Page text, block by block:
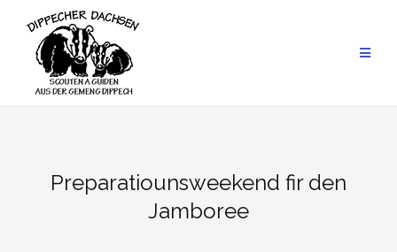
content
Preparatiounsweekend fir den
Jamboree